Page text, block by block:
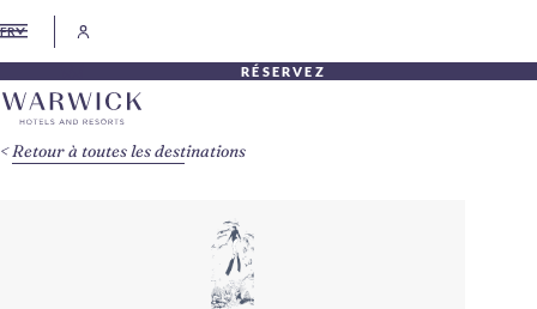
FR
RÉSERVEZ
Retour à toutes les destinations